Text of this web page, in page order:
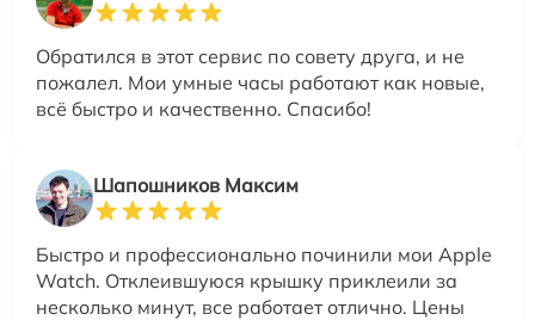
Обратился в этот сервис по совету друга, и не
пожалел. Мои умные часы работают как новые,
всё быстро и качественно. Спасибо!
Шапошников Максим
Быстро и профессионально починили мои Apple
Watch. Отклеившуюся крышку приклеили за
несколько минут, все работает отлично. Цены